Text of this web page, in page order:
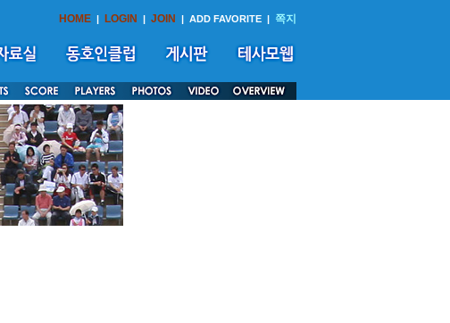
HOME | LOGIN | JOIN | ADD FAVORITE | 쪽지